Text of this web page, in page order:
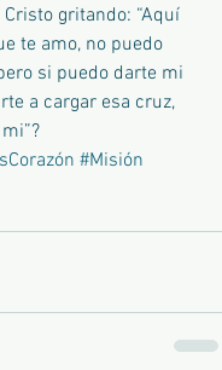
gritando: “Aquí
te amo, no puedo
si puedo darte mi
a cargar esa cruz,
#Misión